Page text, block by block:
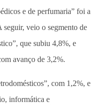
e de perfumaria” foi a
seguir, veio o segmento de
que subiu 4,8%, e
avanço de 3,2%.
com 1,2%, e
informática e